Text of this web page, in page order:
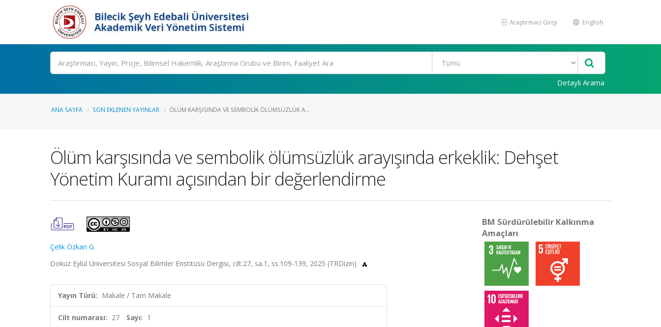
Bilecik Şeyh Edebali Üniversitesi
Akademik Veri Yönetim Sistemi
Araştırmacı Girişi English
Ara
Detaylı Arama
ANA SAYFA SON EKLENEN YAYINLAR ÖLÜM KARŞISINDA VE SEMBOLIK ÖLÜMSÜZLÜK A...
Ölüm karşısında ve sembolik ölümsüzlük arayışında erkeklik: Dehşet
Yönetim Kuramı açısından bir değerlendirme
Çelik Özkan G.
Dokuz Eylül Üniversitesi Sosyal Bilimler Enstitüsü Dergisi, cilt.27, sa.1, ss.109-139, 2025 (TRDizin)
Yayın Türü: Makale / Tam Makale
Cilt numarası: 27 Sayı: 1
BM Sürdürülebilir Kalkınma
Amaçları